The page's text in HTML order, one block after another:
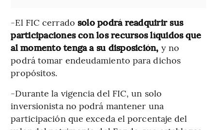
-El FIC cerrado solo podrá readquirir sus
participaciones con los recursos líquidos que
al momento tenga a su disposición, y no
podrá tomar endeudamiento para dichos
propósitos.
-Durante la vigencia del FIC, un solo
inversionista no podrá mantener una
participación que exceda el porcentaje del